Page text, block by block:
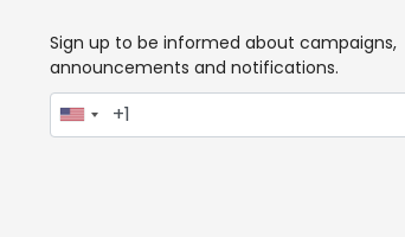
Sign up to be informed about campaigns,
announcements and notifications.